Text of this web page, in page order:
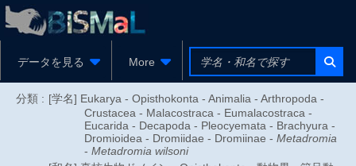
データを見る More
分類 : [学名] Eukarya - Opisthokonta - Animalia - Arthropoda -
Crustacea - Malacostraca - Eumalacostraca -
Eucarida - Decapoda - Pleocyemata - Brachyura -
Dromioidea - Dromiidae - Dromiinae - Metadromia
- Metadromia wilsoni